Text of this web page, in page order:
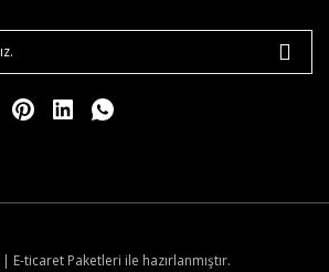
| E-ticaret Paketleri ile hazırlanmıştır.